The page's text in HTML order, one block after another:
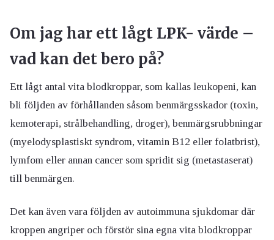
Om jag har ett lågt LPK- värde –
vad kan det bero på?
Ett lågt antal vita blodkroppar, som kallas leukopeni, kan
bli följden av förhållanden såsom benmärgsskador (toxin,
kemoterapi, strålbehandling, droger), benmärgsrubbningar
(myelodysplastiskt syndrom, vitamin B12 eller folatbrist),
lymfom eller annan cancer som spridit sig (metastaserat)
till benmärgen.
Det kan även vara följden av autoimmuna sjukdomar där
kroppen angriper och förstör sina egna vita blodkroppar